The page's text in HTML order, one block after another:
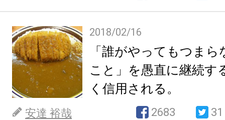
2018/02/16
「誰がやってもつま
こと」を愚直に継続す
く信用される。
安達 裕哉 2683 31